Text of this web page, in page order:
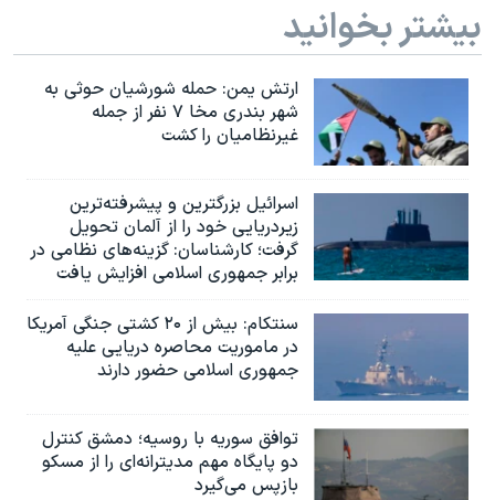
بیشتر بخوانید
ارتش یمن: حمله شورشیان حوثی به
شهر بندری مخا ۷ نفر از جمله
غیرنظامیان را کشت
اسرائيل بزرگترین و پیشرفته‌ترین
زیردریایی خود را از آلمان تحویل
گرفت؛ کارشناسان: گزینه‌های نظامی در
برابر جمهوری اسلامی افزایش یافت
سنتکام: بیش از ۲۰ کشتی جنگی آمریکا
در ماموریت محاصره دریایی علیه
جمهوری اسلامی حضور دارند
توافق سوریه با روسیه؛ دمشق کنترل
دو پایگاه مهم مدیترانه‌ای را از مسکو
بازپس می‌گیرد